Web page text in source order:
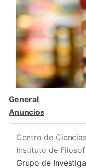
General
Anuncios
Centro de
Instituto de
Grupo de